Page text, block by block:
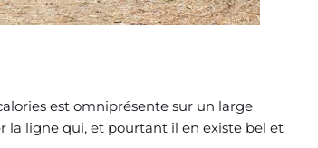
est omniprésente sur un large
la ligne qui, et pourtant il en existe bel et